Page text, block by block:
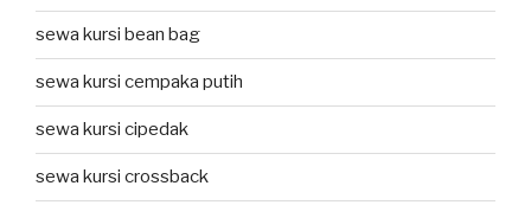
sewa kursi bean bag
sewa kursi cempaka putih
sewa kursi cipedak
sewa kursi crossback